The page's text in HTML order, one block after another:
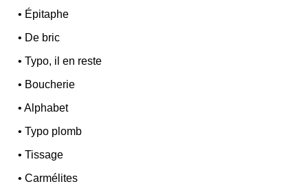
• Épitaphe
• De bric
•Typo, il en reste
• Boucherie
•Alphabet
•Typo plomb
•Tissage
•Carmélites